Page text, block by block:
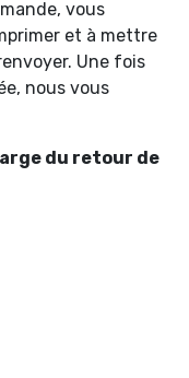
vous
et à mettre
Une fois
nous vous
du retour de